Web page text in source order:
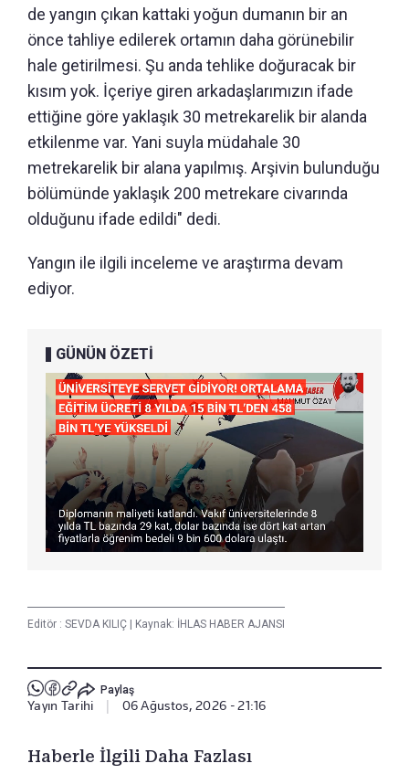
de yangın çıkan kattaki yoğun dumanın bir an
önce tahliye edilerek ortamın daha görünebilir
hale getirilmesi. Şu anda tehlike doğuracak bir
kısım yok. İçeriye giren arkadaşlarımızın ifade
ettiğine göre yaklaşık 30 metrekarelik bir alanda
etkilenme var. Yani suyla müdahale 30
metrekarelik bir alana yapılmış. Arşivin bulunduğu
bölümünde yaklaşık 200 metrekare civarında
olduğunu ifade edildi" dedi.
Yangın ile ilgili inceleme ve araştırma devam
ediyor.
GÜNÜN ÖZETİ
Editör : SEVDA KILIÇ Kaynak: İHLAS HABER AJANSI
Paylaş
Yayın Tarihi 06 Ağustos, 2026 - 21:16
Haberle İlgili Daha Fazlası